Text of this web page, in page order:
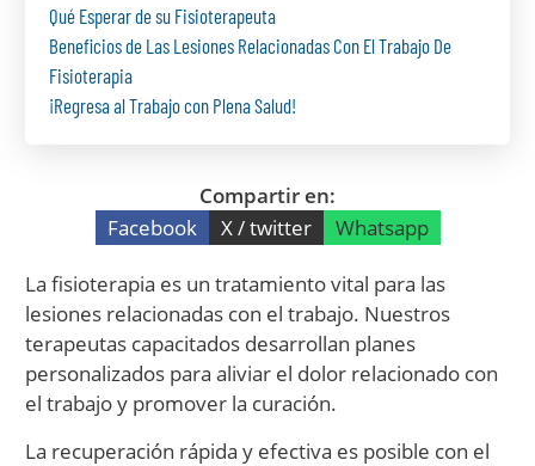
Qué Esperar de su Fisioterapeuta
Beneficios de Las Lesiones Relacionadas Con El Trabajo De
Fisioterapia
¡Regresa al Trabajo con Plena Salud!
Compartir en:
Facebook
X / twitter Whatsapp
La fisioterapia es un tratamiento vital para las
lesiones relacionadas con el trabajo. Nuestros
terapeutas capacitados desarrollan planes
personalizados para aliviar el dolor relacionado con
el trabajo y promover la curación.
La recuperación rápida y efectiva es posible con el